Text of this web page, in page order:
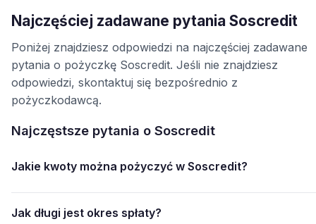
Najczęściej zadawane pytania Soscredit
Poniżej znajdziesz odpowiedzi na najczęściej zadawane
pytania o pożyczkę Soscredit. Jeśli nie znajdziesz
odpowiedzi, skontaktuj się bezpośrednio z
pożyczkodawcą.
Najczęstsze pytania o Soscredit
Jakie kwoty można pożyczyć w Soscredit?
Jak długi jest okres spłaty?